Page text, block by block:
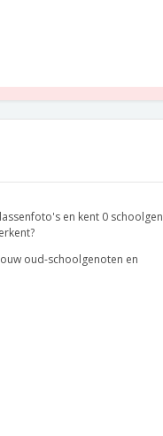
en kent 0
oud-schoolgenoten en